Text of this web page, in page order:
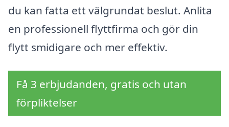
du kan fatta ett välgrundat beslut. Anlita
en professionell flyttfirma och gör din
flytt smidigare och mer effektiv.
Få 3 erbjudanden, gratis och utan
förpliktelser